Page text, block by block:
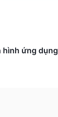
hình ứng dụng